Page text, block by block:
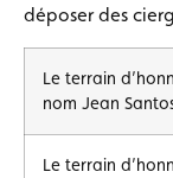
déposer des
Le terrain
nom Jean
Le terrain